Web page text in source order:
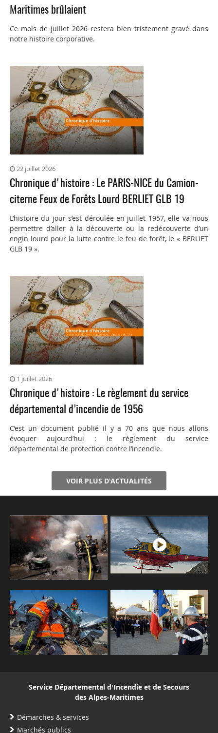
Maritimes brûlaient
Ce mois de juillet 2026 restera bien tristement gravé dans
notre histoire corporative.
22 juillet 2026
Chronique d'histoire : Le PARIS-NICE du Camion-
citerne Feux de Forêts Lourd BERLIET GLB 19
L’histoire du jour s’est déroulée en juillet 1957, elle va nous
permettre d’aller à la découverte ou la redécouverte d’un
engin lourd pour la lutte contre le feu de forêt, le « BERLIET
GLB 19 ».
1 juillet 2026
Chronique d'histoire : Le règlement du service
départemental d’incendie de 1956
C’est un document publié il y a 70 ans que nous allons
évoquer aujourd’hui : le règlement du service
départemental de protection contre l’incendie.
VOIR PLUS D'ACTUALITÉS
Service Départemental d'Incendie et de Secours
des Alpes-Maritimes
Démarches & services
Marchés publics